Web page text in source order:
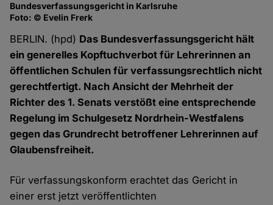
Bundesverfassungsgericht in Karlsruhe
Foto: © Evelin Frerk
BERLIN. (hpd) Das Bundesverfassungsgericht hält
ein generelles Kopftuchverbot für Lehrerinnen an
öffentlichen Schulen für verfassungsrechtlich nicht
gerechtfertigt. Nach Ansicht der Mehrheit der
Richter des 1. Senats verstößt eine entsprechende
Regelung im Schulgesetz Nordrhein-Westfalens
gegen das Grundrecht betroffener Lehrerinnen auf
Glaubensfreiheit.
Für verfassungskonform erachtet das Gericht in
einer erst jetzt veröffentlichten